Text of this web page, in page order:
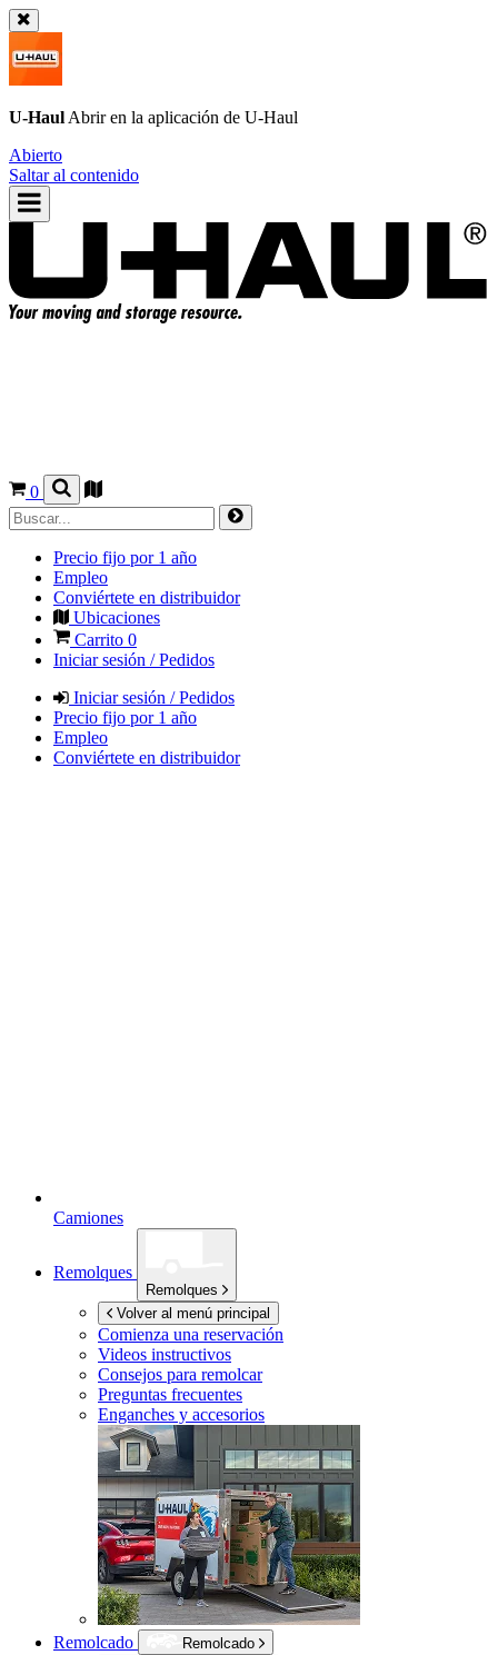
U-Haul Abrir en la aplicación de U-Haul
Abierto
Saltar al contenido
0
Precio fijo por 1 año
Empleo
Conviértete en distribuidor
Ubicaciones
Carrito 0
Iniciar sesión / Pedidos
Iniciar sesión / Pedidos
Precio fijo por 1 año
Empleo
Conviértete en distribuidor
Camiones
Remolques
Remolques
Volver al menú principal
Comienza una reservación
Videos instructivos
Consejos para remolcar
Preguntas frecuentes
Enganches y accesorios
Remolcado
Remolcado